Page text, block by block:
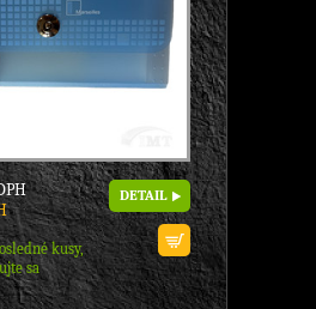
kusy,
sa
DETAIL